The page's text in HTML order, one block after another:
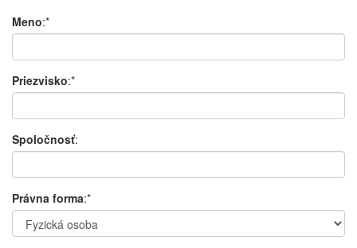
Meno:*
Priezvisko:*
Spoločnosť:
Právna forma:*